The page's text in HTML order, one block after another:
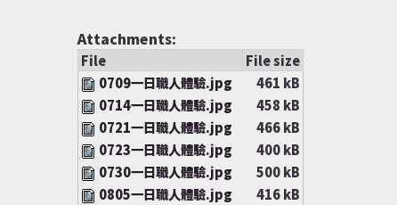
Attachments:
File
File size
0709一日職人體驗.jpg
461 kB
0714一日職人體驗.jpg
458 kB
0721一日職人體驗.jpg
466 kB
0723一日職人體驗.jpg
400 kB
0730一日職人體驗.jpg
500 kB
0805一日職人體驗.jpg
416 kB